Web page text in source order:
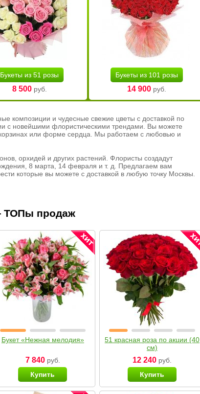
Букеты из 51 розы
8 500руб.
Букеты из 101 розы
14 900руб.
композиции и чудесные свежие цветы с доставкой по
с новейшими флористическими трендами. Вы можете
корзинах или форме сердца. Мы работаем с любовью и
орхидей и других растений. Флористы создадут
8 марта, 14 февраля и т. д. Предлагаем вам
которые вы можете с доставкой в любую точку Москвы.
ТОПы продаж
Букет «Нежная мелодия»
7 840руб.
Купить
51 красная роза по акции (40
см)
12 240 руб.
Купить